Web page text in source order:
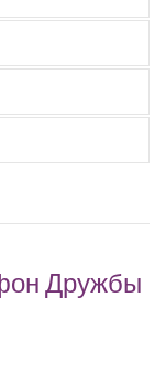
Дружбы